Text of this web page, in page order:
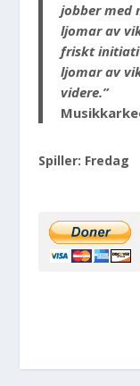
jobber med
ljomar av
friskt
ljomar av
videre.”
Spiller: Fredag